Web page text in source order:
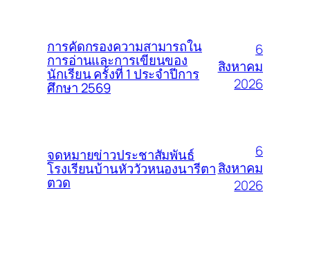
การคัดกรองความสามารถใน
การอ่านและการเขียนของ
นักเรียน ครั้งที่ 1 ประจำปีการ
ศึกษา 2569
6
สิงหาคม
2026
จดหมายข่าวประชาสัมพันธ์
โรงเรียนบ้านหัววัวหนองนารีตา
ตวด
6
สิงหาคม
2026